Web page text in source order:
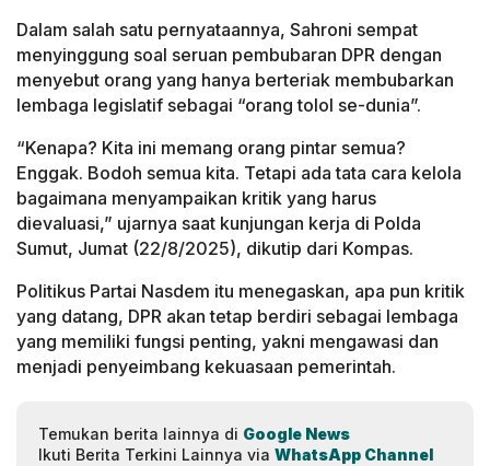
Dalam salah satu pernyataannya, Sahroni sempat
menyinggung soal seruan pembubaran DPR dengan
menyebut orang yang hanya berteriak membubarkan
lembaga legislatif sebagai “orang tolol se-dunia”.
“Kenapa? Kita ini memang orang pintar semua?
Enggak. Bodoh semua kita. Tetapi ada tata cara kelola
bagaimana menyampaikan kritik yang harus
dievaluasi,” ujarnya saat kunjungan kerja di Polda
Sumut, Jumat (22/8/2025), dikutip dari Kompas.
Politikus Partai Nasdem itu menegaskan, apa pun kritik
yang datang, DPR akan tetap berdiri sebagai lembaga
yang memiliki fungsi penting, yakni mengawasi dan
menjadi penyeimbang kekuasaan pemerintah.
Temukan berita lainnya di Google News
Ikuti Berita Terkini Lainnya via WhatsApp Channel